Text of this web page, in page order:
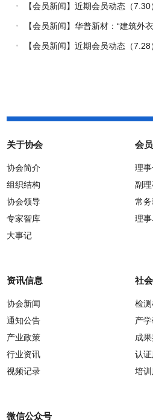
【会员新闻】近期会员动态（7.30
【会员新闻】华普新材：“建筑外
路
【会员新闻】近期会员动态（7.28
关于协会
协会简介
组织结构
协会领导
专家智库
大事记
会
理
副
常
理
资讯信息
协会新闻
通知公告
产业政策
行业资讯
视频记录
社
检
产
成
认
培
微信公众号